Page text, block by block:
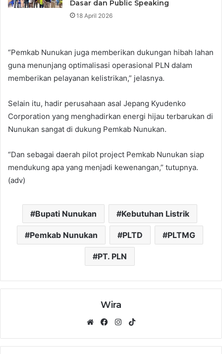
Dasar dan Public Speaking
18 April 2026
“Pemkab Nunukan juga memberikan dukungan hibah lahan
guna menunjang optimalisasi operasional PLN dalam
memberikan pelayanan kelistrikan,” jelasnya.
Selain itu, hadir perusahaan asal Jepang Kyudenko
Corporation yang menghadirkan energi hijau terbarukan di
Nunukan sangat di dukung Pemkab Nunukan.
“Dan sebagai daerah pilot project Pemkab Nunukan siap
mendukung apa yang menjadi kewenangan,” tutupnya.
(adv)
Bupati Nunukan Kebutuhan Listrik
Pemkab Nunukan PLTD PLTMG
PT. PLN
Wira
WebsiteFacebookInstagram